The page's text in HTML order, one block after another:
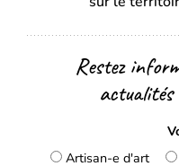
Restez
actualités
Artisan-e d'art